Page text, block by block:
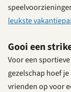
leukste
Gooi een
Voor een
gezelschap hoef
vrienden op voor